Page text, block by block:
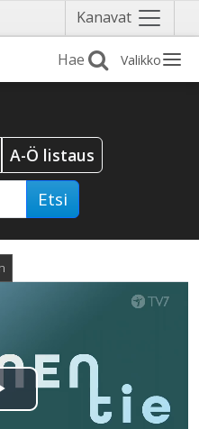
Kanavat Näytä
valikko
Valikko
A-Ö listaus
Etsi